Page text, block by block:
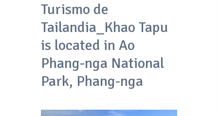
Turismo de
Tailandia_Khao Tapu
is located in Ao
Phang-nga National
Park, Phang-nga